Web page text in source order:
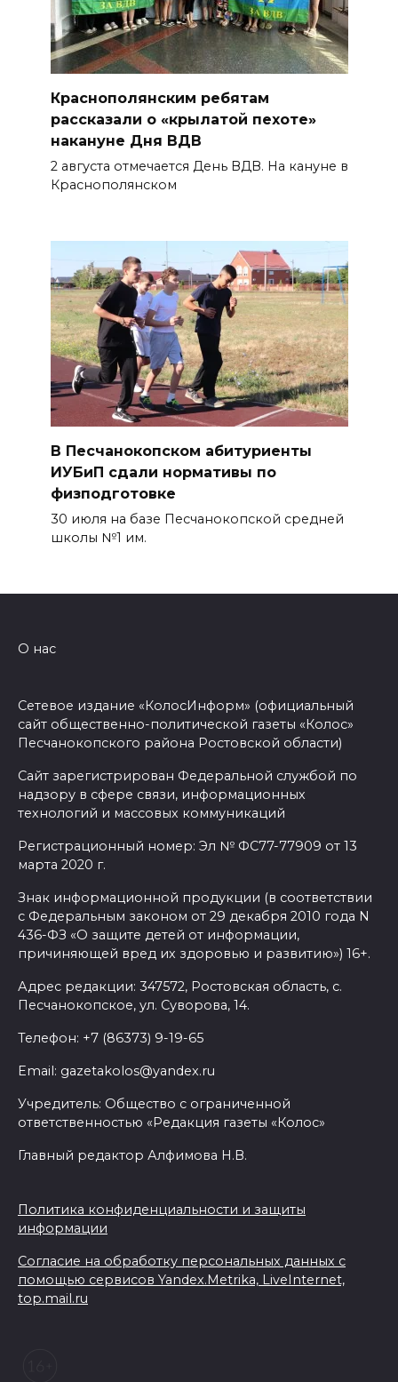
Краснополянским ребятам
рассказали о «крылатой пехоте»
накануне Дня ВДВ
2 августа отмечается День ВДВ. На кануне в
Краснополянском
В Песчанокопском абитуриенты
ИУБиП сдали нормативы по
физподготовке
30 июля на базе Песчанокопской средней
школы №1 им.
О нас
Сетевое издание «КолосИнформ» (официальный
сайт общественно-политической газеты «Колос»
Песчанокопского района Ростовской области)
Сайт зарегистрирован Федеральной службой по
надзору в сфере связи, информационных
технологий и массовых коммуникаций
Регистрационный номер: Эл № ФС77-77909 от 13
марта 2020 г.
Знак информационной продукции (в соответствии
с Федеральным законом от 29 декабря 2010 года N
436-ФЗ «О защите детей от информации,
причиняющей вред их здоровью и развитию») 16+.
Адрес редакции: 347572, Ростовская область, с.
Песчанокопское, ул. Суворова, 14.
Телефон: +7 (86373) 9-19-65
Email: gazetakolos@yandex.ru
Учредитель: Общество с ограниченной
ответственностью «Редакция газеты «Колос»
Главный редактор Алфимова Н.В.
Политика конфиденциальности и защиты
информации
Согласие на обработку персональных данных с
помощью сервисов Yandex.Metrika, LiveInternet,
top.mail.ru